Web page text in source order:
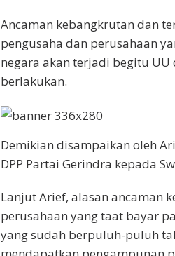
Ancaman kebangkrutan dan
pengusaha dan perusahaan
negara akan terjadi begitu UU
berlakukan.
Demikian disampaikan oleh
DPP Partai Gerindra kepada
Lanjut Arief, alasan ancaman
perusahaan yang taat bayar
yang sudah berpuluh-puluh